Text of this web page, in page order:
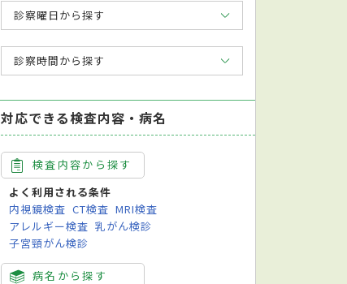
診察曜日から探す
診察時間から探す
対応できる検査内容・病名
検査内容から探す
よく利用される条件
内視鏡検査 CT検査 MRI検査
アレルギー検査 乳がん検診
子宮頸がん検診
病名から探す